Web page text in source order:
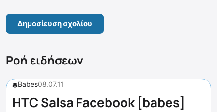
Ροή ειδήσεων
Babes08.07.11
HTC Salsa Facebook [babes]